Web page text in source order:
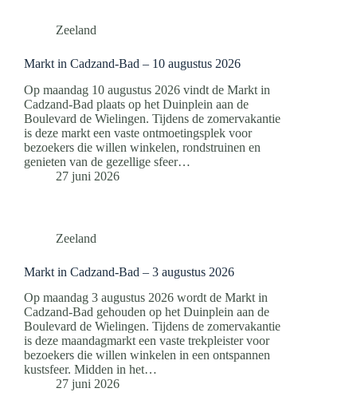
Zeeland
Markt in Cadzand-Bad – 10 augustus 2026
Op maandag 10 augustus 2026 vindt de Markt in
Cadzand-Bad plaats op het Duinplein aan de
Boulevard de Wielingen. Tijdens de zomervakantie
is deze markt een vaste ontmoetingsplek voor
bezoekers die willen winkelen, rondstruinen en
genieten van de gezellige sfeer…
27 juni 2026
Zeeland
Markt in Cadzand-Bad – 3 augustus 2026
Op maandag 3 augustus 2026 wordt de Markt in
Cadzand-Bad gehouden op het Duinplein aan de
Boulevard de Wielingen. Tijdens de zomervakantie
is deze maandagmarkt een vaste trekpleister voor
bezoekers die willen winkelen in een ontspannen
kustsfeer. Midden in het…
27 juni 2026